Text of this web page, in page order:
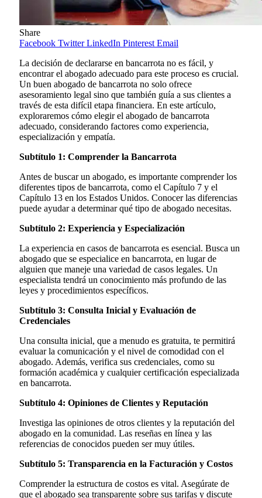
Share
Facebook Twitter LinkedIn Pinterest Email
La decisión de declararse en bancarrota no es fácil, y
encontrar el abogado adecuado para este proceso es crucial.
Un buen abogado de bancarrota no solo ofrece
asesoramiento legal sino que también guía a sus clientes a
través de esta difícil etapa financiera. En este artículo,
exploraremos cómo elegir el abogado de bancarrota
adecuado, considerando factores como experiencia,
especialización y empatía.
Subtítulo 1: Comprender la Bancarrota
Antes de buscar un abogado, es importante comprender los
diferentes tipos de bancarrota, como el Capítulo 7 y el
Capítulo 13 en los Estados Unidos. Conocer las diferencias
puede ayudar a determinar qué tipo de abogado necesitas.
Subtítulo 2: Experiencia y Especialización
La experiencia en casos de bancarrota es esencial. Busca un
abogado que se especialice en bancarrota, en lugar de
alguien que maneje una variedad de casos legales. Un
especialista tendrá un conocimiento más profundo de las
leyes y procedimientos específicos.
Subtítulo 3: Consulta Inicial y Evaluación de
Credenciales
Una consulta inicial, que a menudo es gratuita, te permitirá
evaluar la comunicación y el nivel de comodidad con el
abogado. Además, verifica sus credenciales, como su
formación académica y cualquier certificación especializada
en bancarrota.
Subtítulo 4: Opiniones de Clientes y Reputación
Investiga las opiniones de otros clientes y la reputación del
abogado en la comunidad. Las reseñas en línea y las
referencias de conocidos pueden ser muy útiles.
Subtítulo 5: Transparencia en la Facturación y Costos
Comprender la estructura de costos es vital. Asegúrate de
que el abogado sea transparente sobre sus tarifas y discute